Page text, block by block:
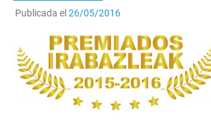
Publicada el 26/05/2016